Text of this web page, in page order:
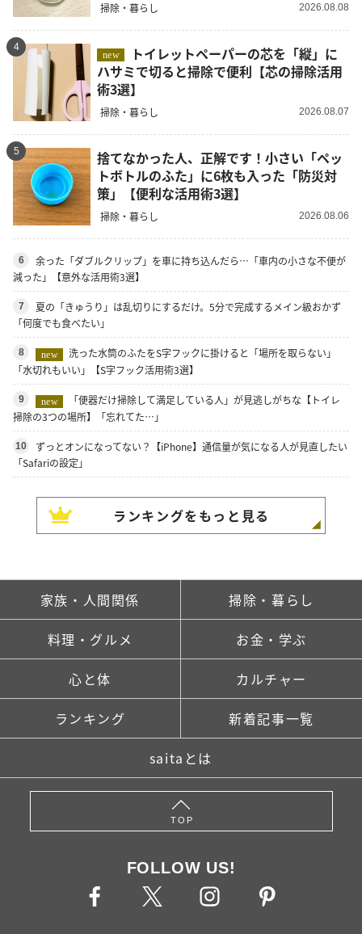
掃除・暮らし 2026.08.08
4
new
ハサミで切ると掃除で便利【芯の掃除活用
術3選】
掃除・暮らし 2026.08.07
5
捨てなかった人、正解です！小さい「ペッ
トボトルのふた」に6枚も入った「防災対
策」【便利な活用術3選】
掃除・暮らし 2026.08.06
6
余った「ダブルクリップ」を車に持ち込んだら…「車内の小さな不便が
減った」【意外な活用術3選】
7
夏の「きゅうり」は乱切りにするだけ。5分で完成するメイン級おかず
「何度でも食べたい」
8 new
洗った水筒のふたをS字フックに掛けると「場所を取らない」
「水切れもいい」【S字フック活用術3選】
9 new
「便器だけ掃除して満足している人」が見逃しがちな【トイレ
掃除の3つの場所】「忘れてた…」
10
ずっとオンになってない？【iPhone】通信量が気になる人が見直したい
「Safariの設定」
ランキングをもっと見る
家族・人間関係 掃除・暮らし
料理・グルメ お金・学ぶ
心と体 カルチャー
ランキング 新着記事一覧
saitaとは
TOP
FOLLOW US!